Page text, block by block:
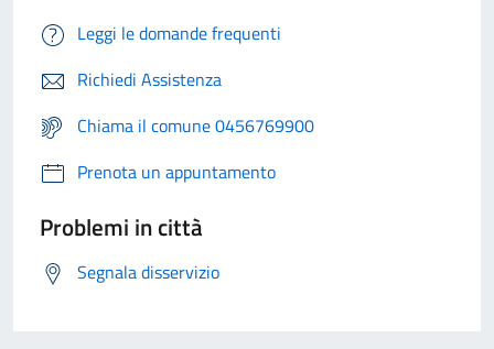
Leggi le domande frequenti
Richiedi Assistenza
Chiama il comune 0456769900
Prenota un appuntamento
Problemi in città
Segnala disservizio